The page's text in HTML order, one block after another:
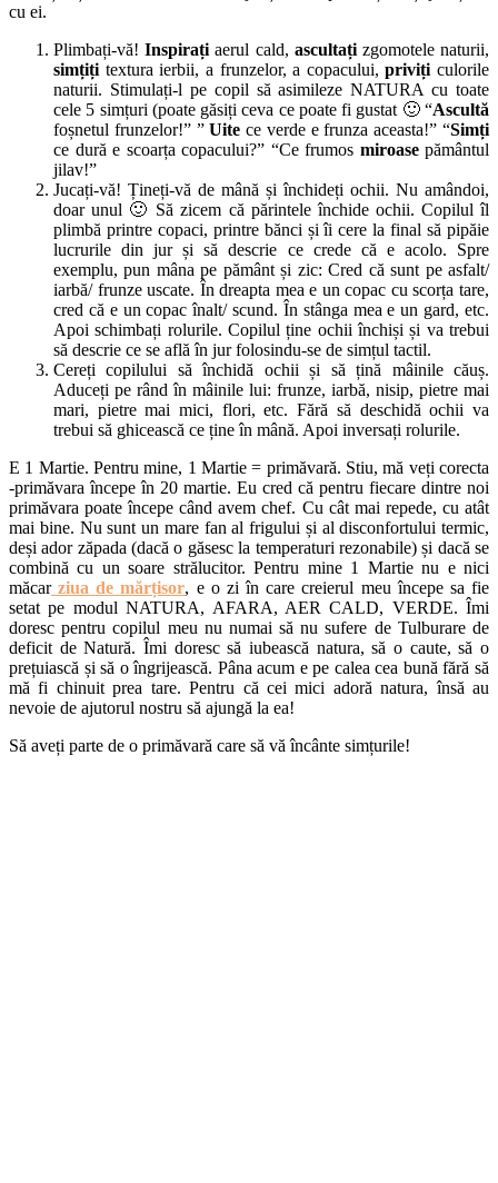
cu ei.
Plimbați-vă!Inspirațiaerul cald, ascultațizgomotele naturii,
simțiți textura ierbii, a frunzelor, a copacului,priviți culorile
naturii. Stimulați-l pe copil să asimileze NATURA cu toate
cele 5 simțuri (poate găsiți ceva ce poate fi gustat 🙂 “Ascultă
foșnetul frunzelor!” ”Uite ce verde e frunza aceasta!” “Simți
ce dură e scoarța copacului?” “Ce frumos miroasepământul
jilav!”
Jucați-vă! Țineți-vă de mână și închideți ochii. Nu amândoi,
doar unul 🙂 Să zicem că părintele închide ochii. Copilul îl
plimbă printre copaci, printre bănci și îi cere la final să pipăie
lucrurile din jur și să descrie ce crede că e acolo. Spre
exemplu, pun mâna pe pământ și zic: Cred că sunt pe asfalt/
iarbă/ frunze uscate. În dreapta mea e un copac cu scorța tare,
cred că e un copac înalt/ scund. În stânga mea e un gard, etc.
Apoi schimbați rolurile. Copilul ține ochii închiși și va trebui
să descrie ce se află în jur folosindu-se de simțul tactil.
Cereți copilului să închidă ochii și să țină mâinile căuș.
Aduceți pe rând în mâinile lui: frunze, iarbă, nisip, pietre mai
mari, pietre mai mici, flori, etc. Fără să deschidă ochii va
trebui să ghicească ce ține în mână. Apoi inversați rolurile.
E 1 Martie. Pentru mine, 1 Martie = primăvară. Stiu, mă veți corecta
-primăvara începe în 20 martie. Eu cred că pentru fiecare dintre noi
primăvara poate începe când avem chef. Cu cât mai repede, cu atât
mai bine. Nu sunt un mare fan al frigului și al disconfortului termic,
deși ador zăpada (dacă o găsesc la temperaturi rezonabile) și dacă se
combină cu un soare strălucitor. Pentru mine 1 Martie nu e nici
măcarziua de mărțisor, e o zi în care creierul meu începe sa fie
setat pe modul NATURA, AFARA, AER CALD, VERDE. Îmi
doresc pentru copilul meu nu numai să nu sufere de Tulburare de
deficit de Natură. Îmi doresc să iubească natura, să o caute, să o
prețuiască și să o îngrijească. Pâna acum e pe calea cea bună fără să
mă fi chinuit prea tare. Pentru că cei mici adoră natura, însă au
nevoie de ajutorul nostru să ajungă la ea!
Să aveți parte de o primăvară care să vă încânte simțurile!